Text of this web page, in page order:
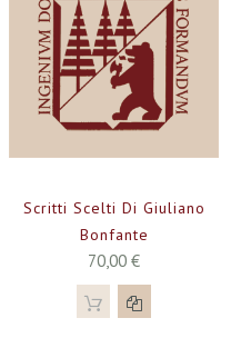
Scritti Scelti Di Giuliano
Bonfante
70,00 €